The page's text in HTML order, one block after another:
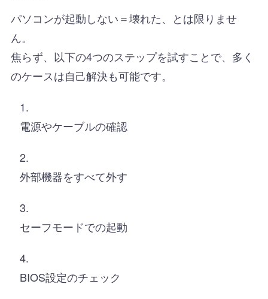
パソコンが起動しない＝壊れた、とは限りませ
ん。
焦らず、以下の4つのステップを試すことで、多く
のケースは自己解決も可能です。
電源やケーブルの確認
外部機器をすべて外す
セーフモードでの起動
BIOS設定のチェック